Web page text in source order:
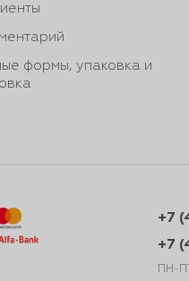
формы, упаковка и
+7
+7
ПН-